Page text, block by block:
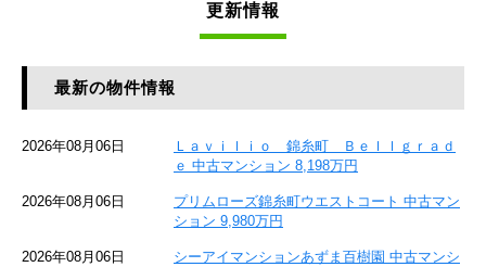
更新情報
最新の物件情報
2026年08月06日
Ｌａｖｉｌｉｏ 錦糸町 Ｂｅｌｌｇｒａｄ
ｅ 中古マンション 8,198万円
2026年08月06日
プリムローズ錦糸町ウエストコート 中古マン
ション 9,980万円
2026年08月06日
シーアイマンションあずま百樹園 中古マンシ